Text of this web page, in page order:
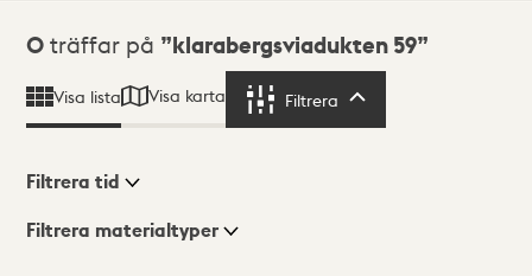
Sökresultat
0 träffar på klarabergsviadukten 59
Visa lista Visa karta Filtrera
Visningsläge
Filtrera tid
Filtrera materialtyper